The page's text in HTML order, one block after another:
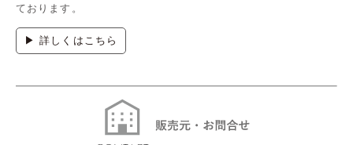
ております。
▶ 詳しくはこちら